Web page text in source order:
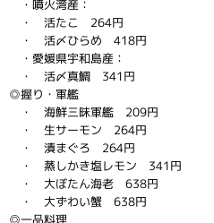
・噴火湾産：
・ 活たこ 264円
・ 活〆ひらめ 418円
・愛媛県宇和島産：
・ 活〆真鯛 341円
◎握り・軍艦
・ 海鮮三昧軍艦 209円
・ 生サーモン 264円
・ 漬まぐろ 264円
・ 蒸しかき塩レモン 341円
・ 大ぼたん海老 638円
・ 大ずわい蟹 638円
◎一品料理